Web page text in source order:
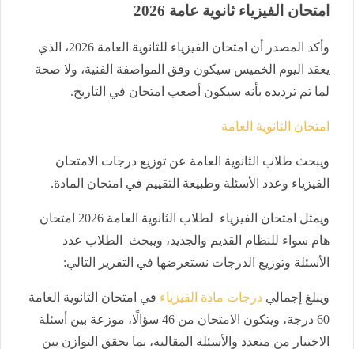
امتحان الفيزياء ثانوية عامة 2026
وأكد المصدر أن امتحان الفيزياء للثانوية العامة 2026، الذي
يعقد اليوم الخميس سيكون وفق المواصفة الفنية، ولا صحة
لما تم ترديده بأنه سيكون أصعب امتحان في التاريخ.
امتحان الثانوية العامة
ويبحث طلاب الثانوية العامة عن توزيع درجات الامتحان
الفيزياء وعدد الأسئلة وطبيعة التقييم في امتحان المادة.
ويمثل امتحان الفيزياء لطلاب الثانوية العامة 2026 امتحان
هام سواء للنظام القديم والجديد، ويبحث الطلاب عدد
الأسئلة وتوزيع الدرجات نستعرضها في التقرير التالي:
ويبلغ إجمالي درجات مادة الفيزياء في امتحان الثانوية العامة
60 درجة، ويتكون الامتحان من 46 سؤالًا، موزعة بين أسئلة
الاختيار من متعدد والأسئلة المقالية، بما يحقق التوازن بين